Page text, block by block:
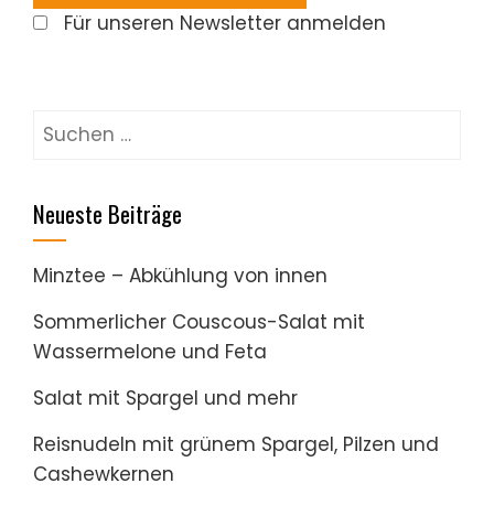
Für unseren Newsletter anmelden
Suchen
Neueste Beiträge
Minztee – Abkühlung von innen
Sommerlicher Couscous-Salat mit
Wassermelone und Feta
Salat mit Spargel und mehr
Reisnudeln mit grünem Spargel, Pilzen und
Cashewkernen